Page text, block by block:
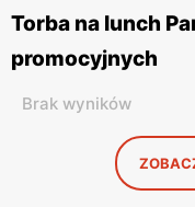
Torba na lunch
promocyjnych
Brak wyników